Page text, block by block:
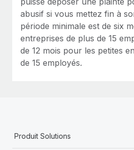
abusif si vous mettez fin à
période minimale est de six
entreprises de plus de 15
de 12 mois pour les petites
de 15 employés.
Produit Solutions